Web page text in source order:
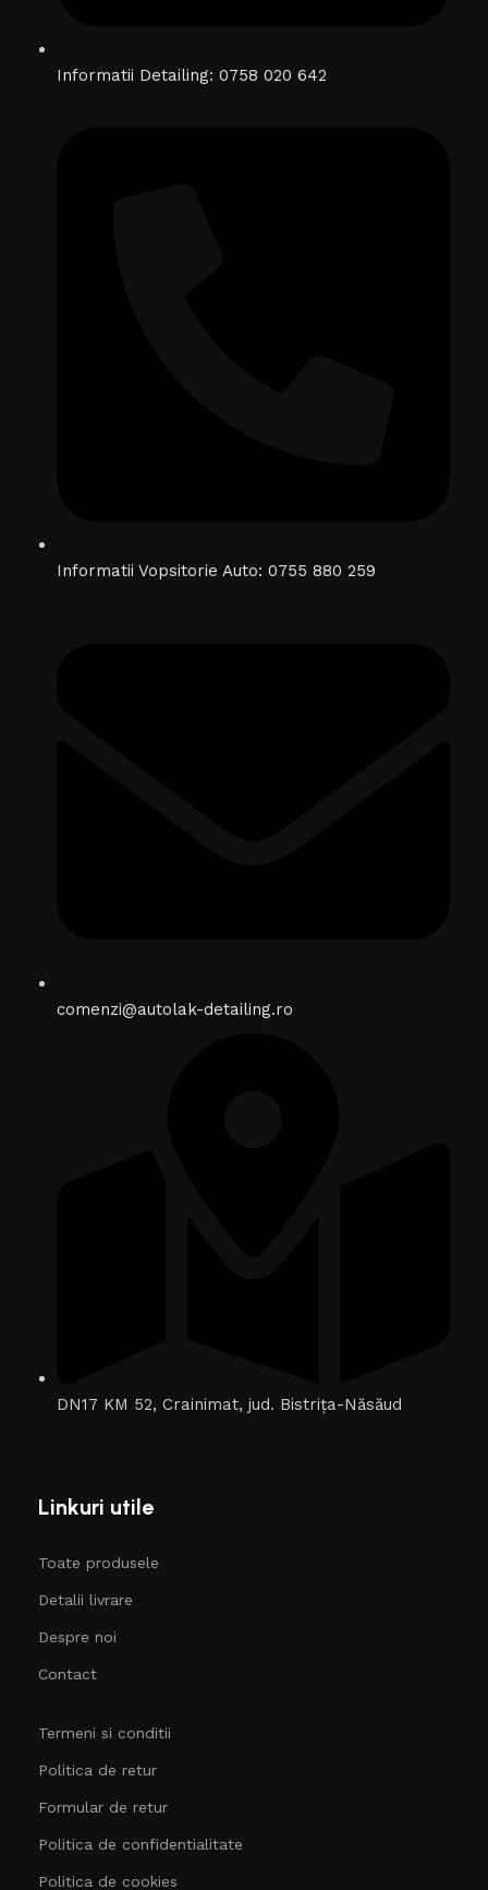
Informatii Detailing: 0758 020 642
Informatii Vopsitorie Auto: 0755 880 259
comenzi@autolak-detailing.ro
DN17 KM 52, Crainimat, jud. Bistrița-Năsăud
Linkuri utile
Toate produsele
Detalii livrare
Despre noi
Contact
Termeni si conditii
Politica de retur
Formular de retur
Politica de confidentialitate
Politica de cookies